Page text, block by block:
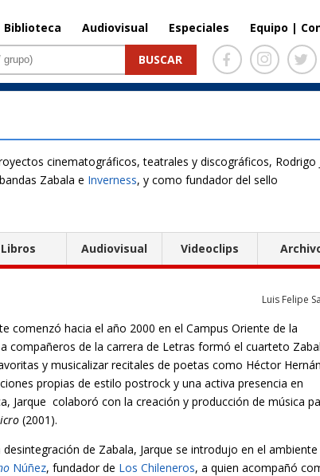
Biblioteca Audiovisual Especiales Equipo |
cinematográficos, teatrales y discográficos, Rodrigo
Zabala e Inverness, y como fundador del sello
Libros Audiovisual Videoclips
Luis Felipe
comenzó hacia el año 2000 en el Campus Oriente de la
compañeros de la carrera de Letras formó el cuarteto
y musicalizar recitales de poetas como Héctor
propias de estilo postrock y una activa presencia en
Jarque colaboró con la creación y producción de música
(2001).
de Zabala, Jarque se introdujo en el ambiente
Núñez, fundador de Los Chileneros, a quien acompañó